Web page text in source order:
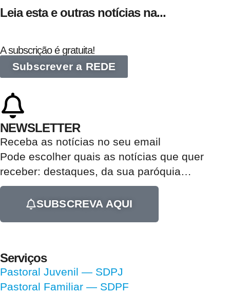
Leia esta e outras notícias na...
A subscrição é gratuita!
Subscrever a REDE
NEWSLETTER
Receba as notícias no seu email​
Pode escolher quais as notícias que quer
receber: destaques, da sua paróquia…
SUBSCREVA AQUI
Serviços
Pastoral Juvenil — SDPJ
Pastoral Familiar — SDPF